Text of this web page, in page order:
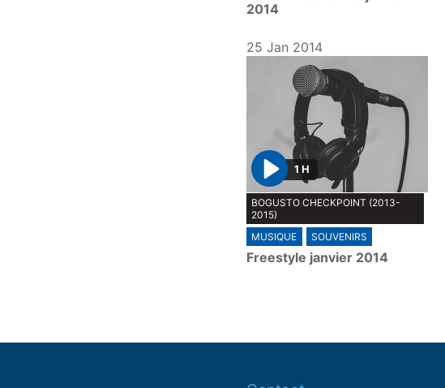
2014
25 Jan 2014
P
l
a
y
1 H
BOGUSTO CHECKPOINT (2013-
2015)
MUSIQUE
SOUVENIRS
Freestyle janvier 2014